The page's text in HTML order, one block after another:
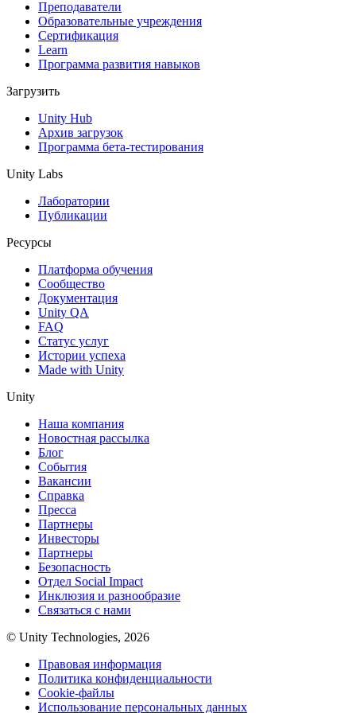
XR-игры
Запускайте XR-игры на разных платформах
Упрощенное создание многопользовательских игр
Преподаватели
Образовательные учреждения
Сертификация
Learn
Программа развития навыков
Загрузить
Unity Hub
Архив загрузок
Программа бета-тестирования
Unity Labs
Лаборатории
Публикации
Ресурсы
Платформа обучения
Сообщество
Документация
Unity QA
FAQ
Статус услуг
Истории успеха
Made with Unity
Unity
Наша компания
Новостная рассылка
Блог
События
Вакансии
Справка
Пресса
Партнеры
Инвесторы
Партнеры
Безопасность
Отдел Social Impact
Инклюзия и разнообразие
Связаться с нами
© Unity Technologies, 2026
Правовая информация
Политика конфиденциальности
Cookie-файлы
Использование персональных данных